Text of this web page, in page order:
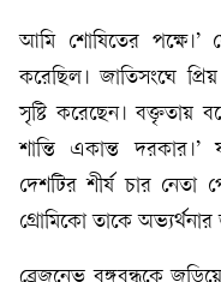
আমি শোষিতের পক্ষে।’
করেছিল। জাতিসংঘে
সৃষ্টি করেছেন। বক্তৃতায়
শান্তি একান্ত
দেশটির শীর্ষ চার নেতা
গ্রোমিকো তাকে
ব্রেজনেভ বঙ্গবন্ধুকে